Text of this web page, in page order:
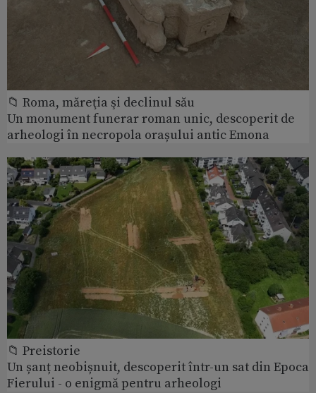
📁 Roma, măreţia şi declinul său
Un monument funerar roman unic, descoperit de
arheologi în necropola orașului antic Emona
📁 Preistorie
Un șanț neobișnuit, descoperit într-un sat din Epoca
Fierului - o enigmă pentru arheologi